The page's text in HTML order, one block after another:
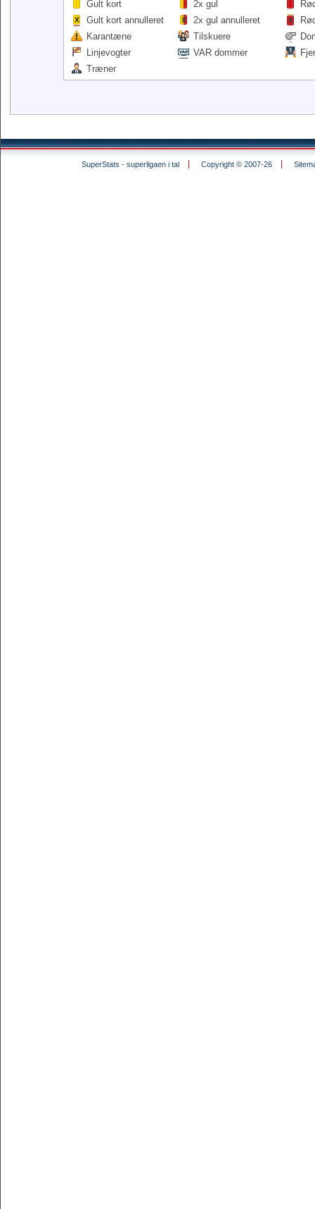
Gult kort
2x gul
Gult kort annulleret
2x gul annulleret
Karantæne
Tilskuere
Linjevogter
VAR dommer
Træner
SuperStats - superligaen i tal Copyright © 2007-26